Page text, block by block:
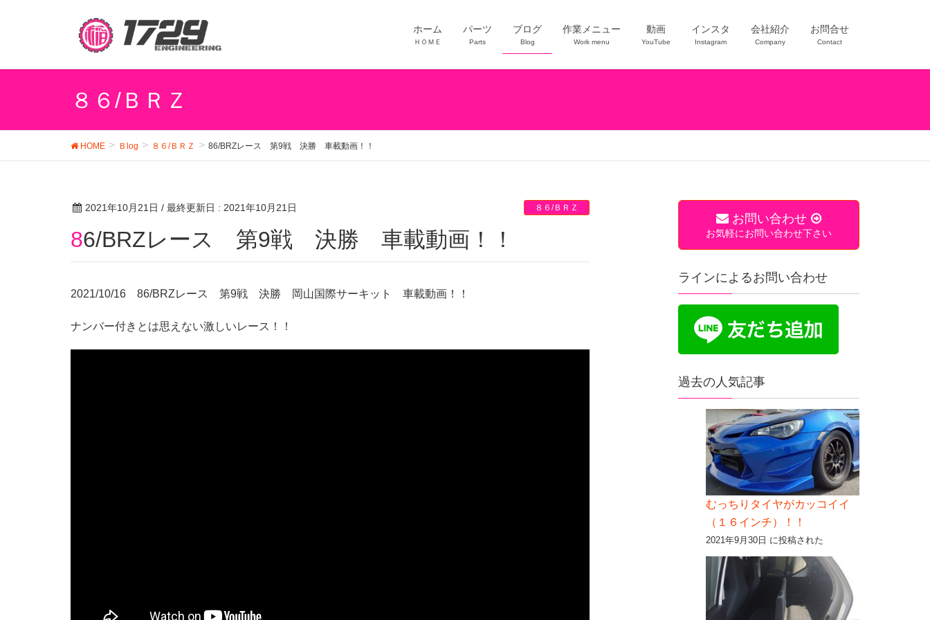
ホーム
ＨＯＭＥ
パーツ
Parts
ブログ
Blog
作業メニュー
Work menu
動画
YouTube
インスタ
Instagram
会社紹介
Company
お問合せ
Contact
８６/ＢＲＺ
HOME Ｂlog ８６/ＢＲＺ 86/BRZレース 第9戦 決勝 車載動画！！
2021年10月21日 / 最終更新日 : 2021年10月21日 ８６/ＢＲＺ
86/BRZレース 第9戦 決勝 車載動画！！
2021/10/16 86/BRZレース 第9戦 決勝 岡山国際サーキット 車載動画！！
ナンバー付きとは思えない激しいレース！！
お問い合わせ
お気軽にお問い合わせ下さい
ラインによるお問い合わせ
過去の人気記事
むっちりタイヤがカッコイイ
（１６インチ）！！
2021年9月30日 に投稿された